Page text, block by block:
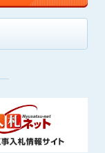
は書き込む行為
為
ードした情報
たは転売のため